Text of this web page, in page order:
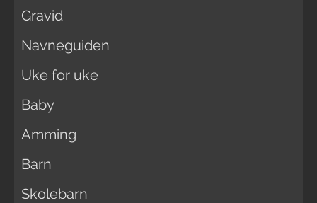
Gravid
Navneguiden
Uke for uke
Baby
Amming
Barn
Skolebarn